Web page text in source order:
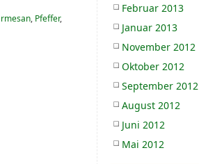
, Pfeffer,
Februar 2013
Januar 2013
November 2012
Oktober 2012
September 2012
August 2012
Juni 2012
Mai 2012